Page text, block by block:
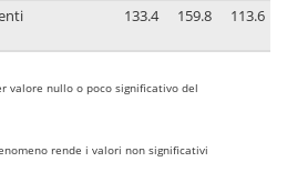
133.4 159.8 113.6
valore nullo o poco significativo del
rende i valori non significativi